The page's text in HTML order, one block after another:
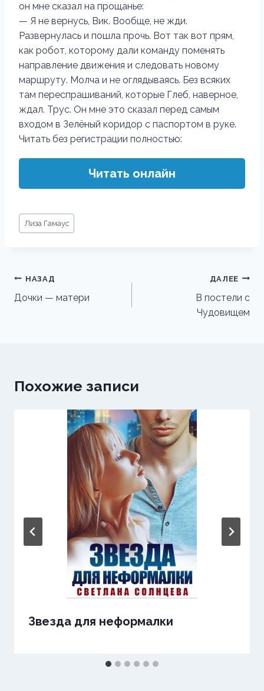
он мне сказал на прощанье:
— Я не вернусь, Вик. Вообще, не жди.
Развернулась и пошла прочь. Вот так вот прям,
как робот, которому дали команду поменять
направление движения и следовать новому
маршруту. Молча и не оглядываясь. Без всяких
там переспрашиваний, которые Глеб, наверное,
ждал. Трус. Он мне это сказал перед самым
входом в Зелёный коридор с паспортом в руке.
Читать без регистрации полностью:
Читать онлайн
Метки
записи:
Лиза Гамаус
Навигация
по
НАЗАД
Дочки — матери
ДАЛЕЕ
В постели с
Чудовищем
Похожие записи
Звезда для неформалки